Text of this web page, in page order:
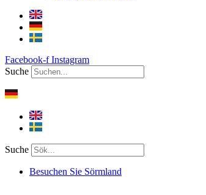
Facebook-f Instagram
Suche
Suche
Besuchen Sie Sörmland